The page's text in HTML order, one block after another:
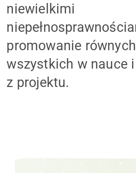
niewielkimi
promowanie
wszystkich w nauce
z projektu.